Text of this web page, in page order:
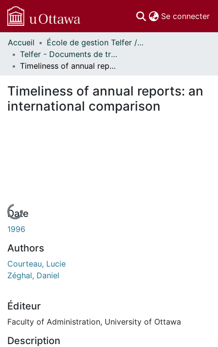
Se connecter
Communautés
et collections
Parcourir
À propos
Accueil
École de gestion Telfer // Telfer School of Management
Telfer - Documents de travail // Telfer - Working Papers
Timeliness of annual reports: an international comparison
Timeliness of annual reports: an
international comparison
En cours de chargement...
Date
1996
Authors
Courteau, Lucie
Zéghal, Daniel
Éditeur
Faculty of Administration, University of Ottawa
Description